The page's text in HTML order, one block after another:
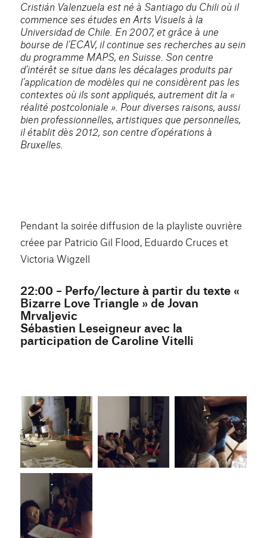
Cristián Valenzuela est né à Santiago du Chili où il
commence ses études en Arts Visuels à la
Universidad de Chile. En 2007, et grâce à une
bourse de l’ECAV, il continue ses recherches au sein
du programme MAPS, en Suisse. Son centre
d’intérêt se situe dans les décalages produits par
l’application de modèles qui ne considèrent pas les
contextes où ils sont appliqués, autrement dit la «
réalité postcoloniale ». Pour diverses raisons, aussi
bien professionnelles, artistiques que personnelles,
il établit dès 2012, son centre d’opérations à
Bruxelles.
Pendant la soirée diffusion de la playliste ouvrière
créee par Patricio Gil Flood, Eduardo Cruces et
Victoria Wigzell
22:00 – Perfo/lecture à partir du texte «
Bizarre Love Triangle » de Jovan
Mrvaljevic
Sébastien Leseigneur avec la
participation de Caroline Vitelli